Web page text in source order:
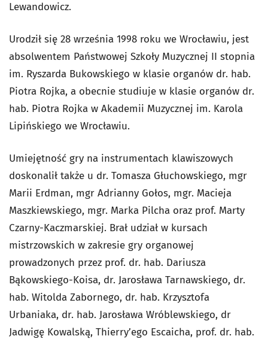
Lewandowicz.
Urodził się 28 września 1998 roku we Wrocławiu, jest
absolwentem Państwowej Szkoły Muzycznej II stopnia
im. Ryszarda Bukowskiego w klasie organów dr. hab.
Piotra Rojka, a obecnie studiuje w klasie organów dr.
hab. Piotra Rojka w Akademii Muzycznej im. Karola
Lipińskiego we Wrocławiu.
Umiejętność gry na instrumentach klawiszowych
doskonalił także u dr. Tomasza Głuchowskiego, mgr
Marii Erdman, mgr Adrianny Gołos, mgr. Macieja
Maszkiewskiego, mgr. Marka Pilcha oraz prof. Marty
Czarny-Kaczmarskiej. Brał udział w kursach
mistrzowskich w zakresie gry organowej
prowadzonych przez prof. dr. hab. Dariusza
Bąkowskiego-Koisa, dr. Jarosława Tarnawskiego, dr.
hab. Witolda Zabornego, dr. hab. Krzysztofa
Urbaniaka, dr. hab. Jarosława Wróblewskiego, dr
Jadwigę Kowalską, Thierry’ego Escaicha, prof. dr. hab.